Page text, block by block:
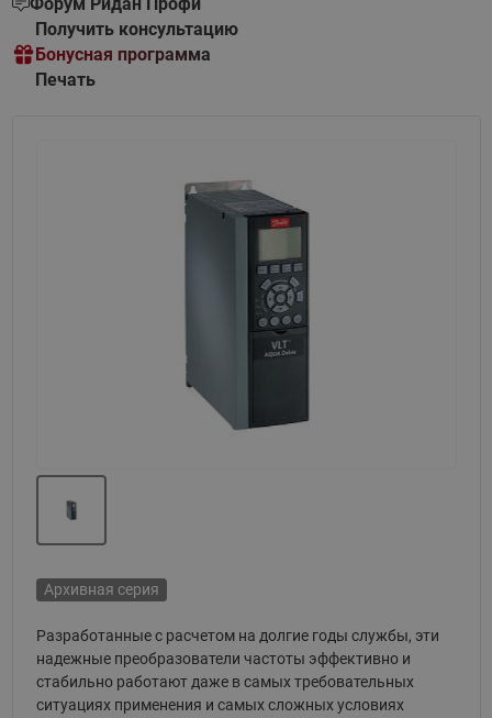
Получить консультацию
Бонусная программа
Печать
Архивная серия
Разработанные с расчетом на долгие годы службы, эти
надежные преобразователи частоты эффективно и
стабильно работают даже в самых требовательных
ситуациях применения и самых сложных условиях